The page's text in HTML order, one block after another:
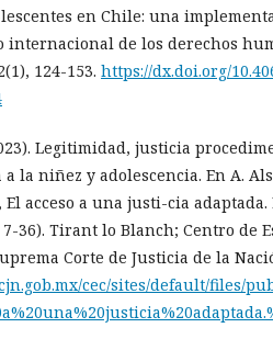
en Chile: una
internacional de los derechos
124-153. https://dx.doi.org/
Legitimidad, justicia
la niñez y adolescencia. En A.
El acceso a una justi-cia
36). Tirant lo Blanch; Centro de
Corte de Justicia de la
cec/sites/default/files/